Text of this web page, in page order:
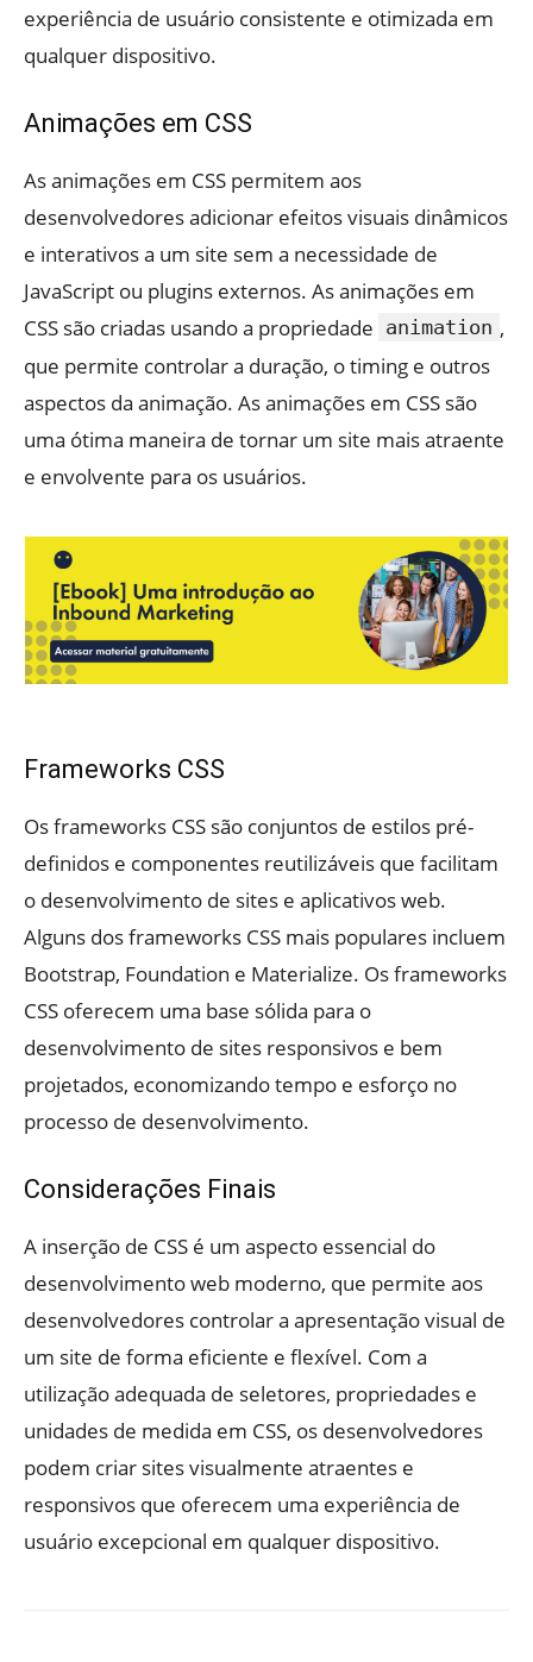
experiência de usuário consistente e otimizada em
qualquer dispositivo.
Animações em CSS
As animações em CSS permitem aos
desenvolvedores adicionar efeitos visuais dinâmicos
e interativos a um site sem a necessidade de
JavaScript ou plugins externos. As animações em
CSS são criadas usando a propriedade animation ,
que permite controlar a duração, o timing e outros
aspectos da animação. As animações em CSS são
uma ótima maneira de tornar um site mais atraente
e envolvente para os usuários.
Frameworks CSS
Os frameworks CSS são conjuntos de estilos pré-
definidos e componentes reutilizáveis que facilitam
o desenvolvimento de sites e aplicativos web.
Alguns dos frameworks CSS mais populares incluem
Bootstrap, Foundation e Materialize. Os frameworks
CSS oferecem uma base sólida para o
desenvolvimento de sites responsivos e bem
projetados, economizando tempo e esforço no
processo de desenvolvimento.
Considerações Finais
A inserção de CSS é um aspecto essencial do
desenvolvimento web moderno, que permite aos
desenvolvedores controlar a apresentação visual de
um site de forma eficiente e flexível. Com a
utilização adequada de seletores, propriedades e
unidades de medida em CSS, os desenvolvedores
podem criar sites visualmente atraentes e
responsivos que oferecem uma experiência de
usuário excepcional em qualquer dispositivo.